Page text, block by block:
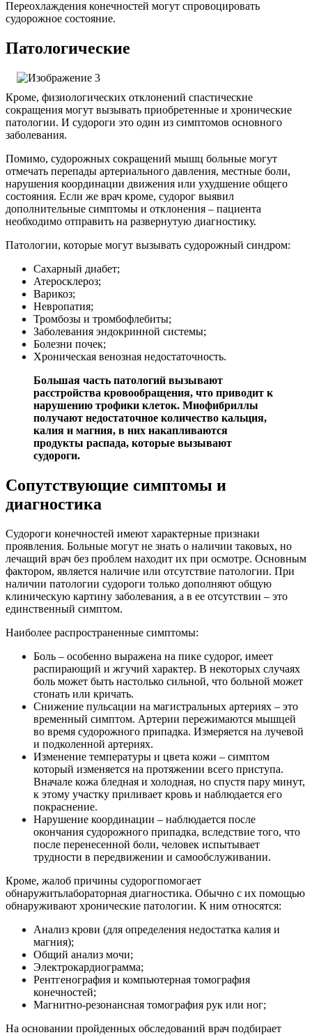
Переохлаждения конечностей могут спровоцировать
судорожное состояние.
Патологические
Кроме, физиологических отклонений спастические
сокращения могут вызывать приобретенные и хронические
патологии. И судороги это один из симптомов основного
заболевания.
Помимо, судорожных сокращений мышц больные могут
отмечать перепады артериального давления, местные боли,
нарушения координации движения или ухудшение общего
состояния. Если же врач кроме, судорог выявил
дополнительные симптомы и отклонения – пациента
необходимо отправить на развернутую диагностику.
Патологии, которые могут вызывать судорожный синдром:
Сахарный диабет;
Атеросклероз;
Варикоз;
Невропатия;
Тромбозы и тромбофлебиты;
Заболевания эндокринной системы;
Болезни почек;
Хроническая венозная недостаточность.
Большая часть патологий вызывают
расстройства кровообращения, что приводит к
нарушению трофики клеток. Миофибриллы
получают недостаточное количество кальция,
калия и магния, в них накапливаются
продукты распада, которые вызывают
судороги.
Сопутствующие симптомы и
диагностика
Судороги конечностей имеют характерные признаки
проявления. Больные могут не знать о наличии таковых, но
лечащий врач без проблем находит их при осмотре. Основным
фактором, является наличие или отсутствие патологии. При
наличии патологии судороги только дополняют общую
клиническую картину заболевания, а в ее отсутствии – это
единственный симптом.
Наиболее распространенные симптомы:
Боль – особенно выражена на пике судорог, имеет
распирающий и жгучий характер. В некоторых случаях
боль может быть настолько сильной, что больной может
стонать или кричать.
Снижение пульсации на магистральных артериях – это
временный симптом. Артерии пережимаются мышцей
во время судорожного припадка. Измеряется на лучевой
и подколенной артериях.
Изменение температуры и цвета кожи – симптом
который изменяется на протяжении всего приступа.
Вначале кожа бледная и холодная, но спустя пару минут,
к этому участку приливает кровь и наблюдается его
покраснение.
Нарушение координации – наблюдается после
окончания судорожного припадка, вследствие того, что
после перенесенной боли, человек испытывает
трудности в передвижении и самообслуживании.
Кроме, жалоб причины судорогпомогает
обнаружитьлабораторная диагностика. Обычно с их помощью
обнаруживают хронические патологии. К ним относятся:
Анализ крови (для определения недостатка калия и
магния);
Общий анализ мочи;
Электрокардиограмма;
Рентгенография и компьютерная томография
конечностей;
Магнитно-резонансная томография рук или ног;
На основании пройденных обследований врач подбирает